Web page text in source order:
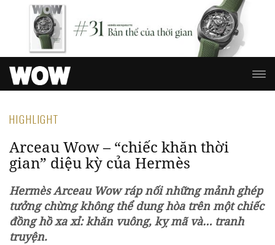
HIGHLIGHT
Arceau Wow – “chiếc khăn thời
gian” diệu kỳ của Hermès
Hermès Arceau Wow ráp nối những mảnh ghép
tưởng chừng không thể dung hòa trên một chiếc
đồng hồ xa xỉ: khăn vuông, kỵ mã và… tranh
truyện.